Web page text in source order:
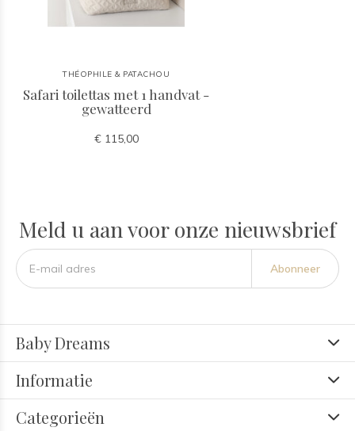
THÉOPHILE & PATACHOU
Safari toilettas met 1 handvat -
gewatteerd
€ 115,00
Meld u aan voor onze nieuwsbrief
Abonneer
Baby Dreams
Informatie
Categorieën